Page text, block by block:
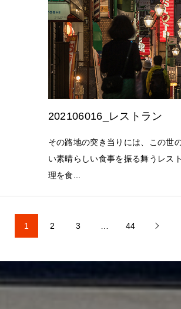
202106016_レストラン
その路地の突き当りには、この世
い素晴らしい食事を振る舞うレス
理を食...
1 2 3 44 